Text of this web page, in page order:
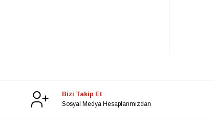
Bizi Takip Et
Sosyal Medya Hesaplarımızdan